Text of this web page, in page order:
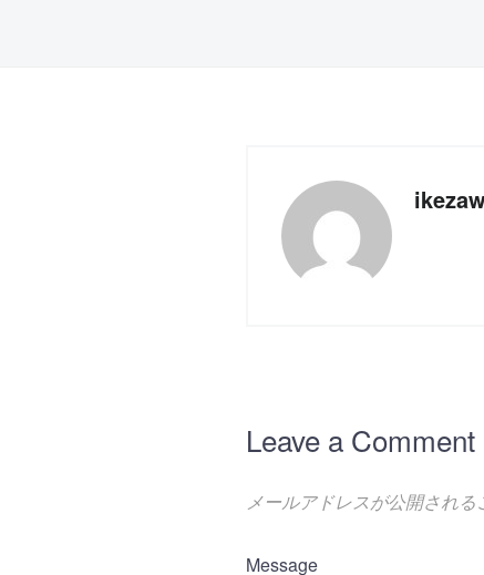
Leave a Comment
メールアドレスが公開される
Message